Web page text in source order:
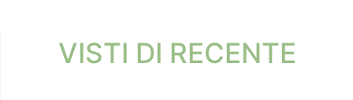
VISTI DI RECENTE